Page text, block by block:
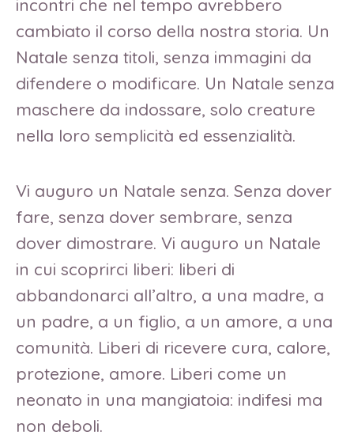
incontri che nel tempo avrebbero
cambiato il corso della nostra storia. Un
Natale senza titoli, senza immagini da
difendere o modificare. Un Natale senza
maschere da indossare, solo creature
nella loro semplicità ed essenzialità.
Vi auguro un Natale senza. Senza dover
fare, senza dover sembrare, senza
dover dimostrare. Vi auguro un Natale
in cui scoprirci liberi: liberi di
abbandonarci all’altro, a una madre, a
un padre, a un figlio, a un amore, a una
comunità. Liberi di ricevere cura, calore,
protezione, amore. Liberi come un
neonato in una mangiatoia: indifesi ma
non deboli.